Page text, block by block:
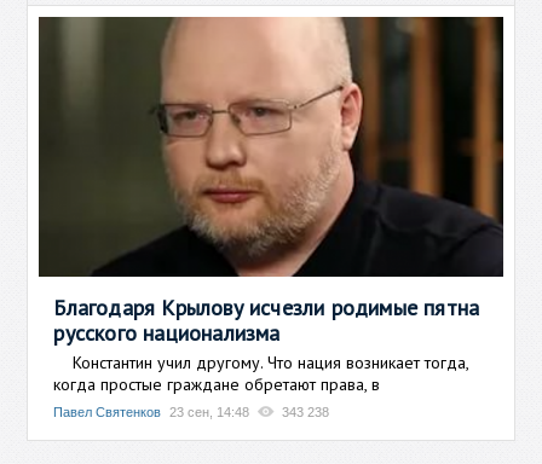
Благодаря Крылову исчезли родимые пятна
русского национализма
Константин учил другому. Что нация возникает тогда,
когда простые граждане обретают права, в
Павел Святенков 23 сен, 14:48 343 238